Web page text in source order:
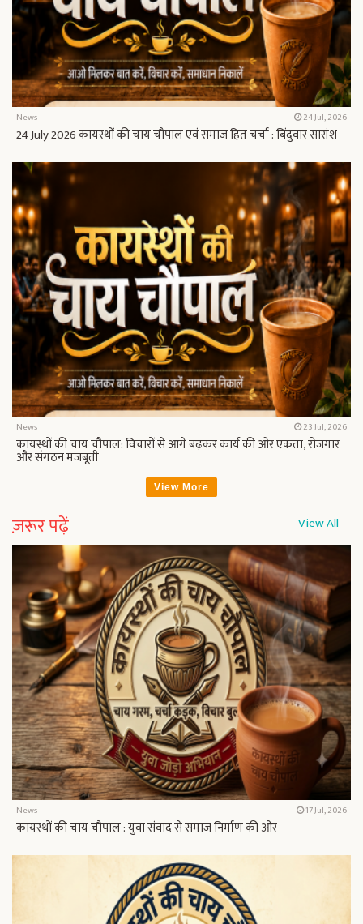
News 24 Jul, 2026
24 July 2026 कायस्थों की चाय चौपाल एवं समाज हित चर्चा : बिंदुवार सारांश
News 23 Jul, 2026
कायस्थों की चाय चौपाल: विचारों से आगे बढ़कर कार्य की ओर एकता, रोजगार
और संगठन मजबूती
View More
ज़रूर पढ़ें View All
News 17 Jul, 2026
कायस्थों की चाय चौपाल : युवा संवाद से समाज निर्माण की ओर